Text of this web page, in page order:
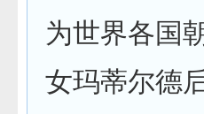
为世界各国
女玛蒂尔德